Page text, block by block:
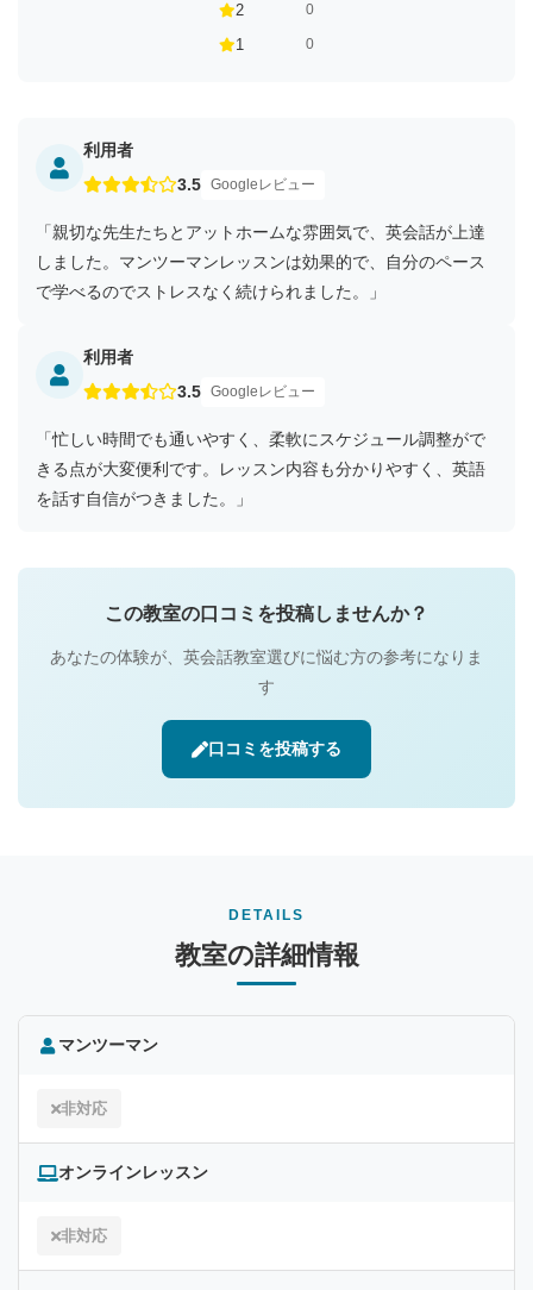
2 0
1 0
利用者
3.5 Googleレビュー
「親切な先生たちとアットホームな雰囲気で、英会話が上達
しました。マンツーマンレッスンは効果的で、自分のペース
で学べるのでストレスなく続けられました。」
利用者
3.5 Googleレビュー
「忙しい時間でも通いやすく、柔軟にスケジュール調整がで
きる点が大変便利です。レッスン内容も分かりやすく、英語
を話す自信がつきました。」
この教室の口コミを投稿しませんか？
あなたの体験が、英会話教室選びに悩む方の参考になりま
す
口コミを投稿する
DETAILS
教室の詳細情報
マンツーマン
非対応
オンラインレッスン
非対応